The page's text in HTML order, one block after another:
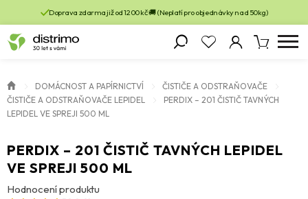
Doprava zdarma již od 1200 kč 🚚 (Neplatí pro objednávky nad 50kg)
DOMÁCNOST A PAPÍRNICTVÍ
ČISTIČE A ODSTRAŇOVAČE
ČISTIČE A ODSTRAŇOVAČE LEPIDEL
PERDIX – 201 ČISTIČ TAVNÝCH
LEPIDEL VE SPREJI 500 ML
PERDIX – 201 ČISTIČ TAVNÝCH LEPIDEL
VE SPREJI 500 ML
Hodnocení produktu